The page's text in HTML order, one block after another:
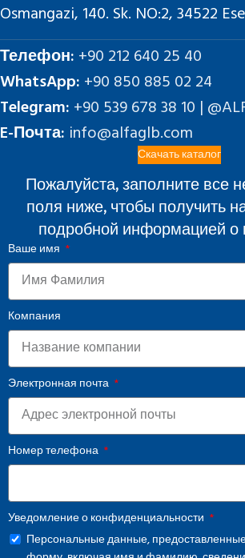
Osmangazi, 140. Sk. NO:2, 34522
Телефон: +90 212 640 25 40
WhatsApp: +90 850 885 02 24
Telegram: +90 539 678 38 10 |
E-Почта: info@alfaglb.com
Скачать каталог
Пожалуйста, заполните все
поля ниже, чтобы получить
подробной информацией о
Ваше имя
Компания
Электронная почта
Номер телефона
Уведомление о конфиденциальности
Персональные данные,